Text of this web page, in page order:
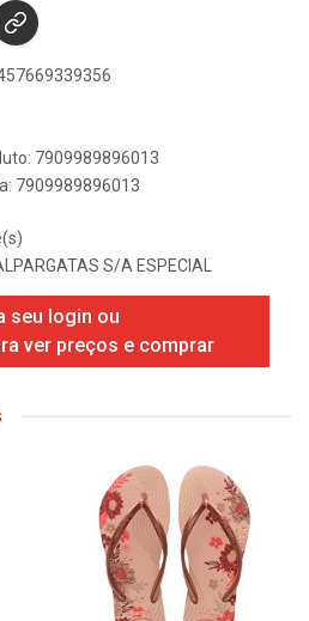
7909989896013
7909989896013
S/A ESPECIAL
seu login ou
ver preços e comprar